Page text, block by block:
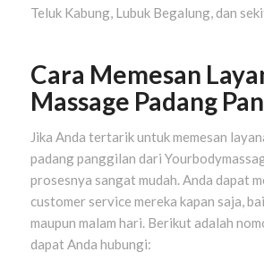
Teluk Kabung, Lubuk Begalung, dan
Cara Memesan
Massage Padang
Jika Anda tertarik untuk memesan
padang panggilan dari
prosesnya sangat mudah. Anda dapat
customer service mereka kapan saja,
maupun malam hari. Berikut adalah
dapat Anda hubungi: